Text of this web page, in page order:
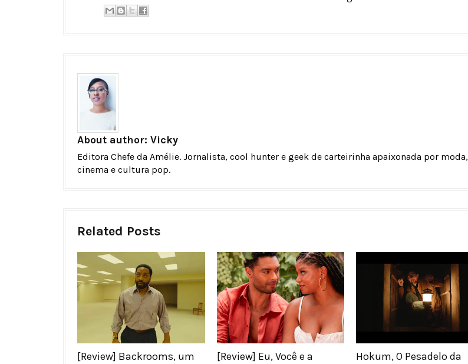
About author: Vicky
Editora Chefe da Amélie. Jornalista, cool hunter e geek de carteirinha apaixonada por moda,
cinema e cultura pop.
Related Posts
[Review] Backrooms, um [Review] Eu, Você e a Hokum, O Pesadelo da